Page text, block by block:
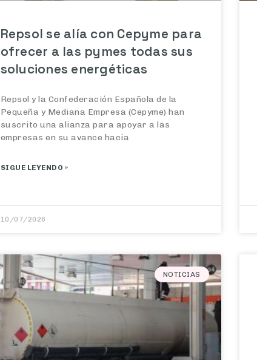
Repsol se alía con Cepyme para
ofrecer a las pymes todas sus
soluciones energéticas
Repsol y la Confederación Española de la
Pequeña y Mediana Empresa (Cepyme) han
suscrito una alianza para apoyar a las
empresas en su avance hacia
SIGUE LEYENDO »
10/07/2026
NOTICIAS